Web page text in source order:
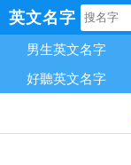
英文名字
男生英文名字
好聽英文名字